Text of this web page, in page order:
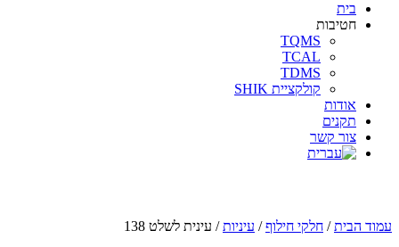
בית
חטיבות
TQMS
TCAL
TDMS
קולקציית SHIK
אודות
תקנים
צור קשר
עמוד הבית/ חלקי חילוף/ עיניות/ עינית לשלט 138